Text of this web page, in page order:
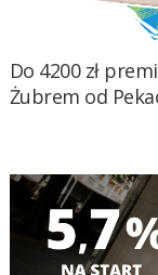
Do 4200 zł
Żubrem od